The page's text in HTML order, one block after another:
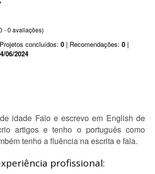
- 0 avaliações)
concluídos: 0 | Recomendações: 0 |
06/2024
idade Falo e escrevo em English de
artigos e tenho o português como
tenho a fluência na escrita e fala.
profissional: